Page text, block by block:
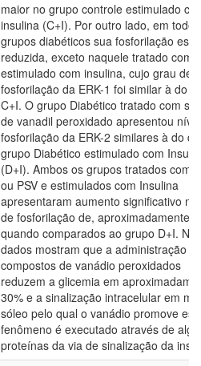
maior no grupo controle estimulado
insulina (C+I). Por outro lado, em
grupos diabéticos sua fosforilação
reduzida, exceto naquele tratado com
estimulado com insulina, cujo grau de
fosforilação da ERK-1 foi similar à do
C+I. O grupo Diabético tratado com
de vanadil peroxidado apresentou
fosforilação da ERK-2 similares à do do
grupo Diabético estimulado com
(D+I). Ambos os grupos tratados com
ou PSV e estimulados com Insulina
apresentaram aumento significativo
de fosforilação de, aproximadamente,
quando comparados ao grupo D+I.
dados mostram que a administração
compostos de vanádio peroxidados
reduzem a glicemia em
30% e a sinalização intracelular em
sóleo pelo qual o vanádio promove
fenômeno é executado através de
proteínas da via de sinalização da